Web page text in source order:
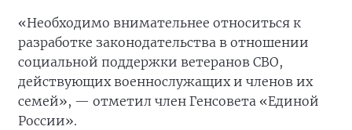
«Необходимо внимательнее относиться к
разработке законодательства в отношении
социальной поддержки ветеранов СВО,
действующих военнослужащих и членов их
семей», — отметил член Генсовета «Единой
России».